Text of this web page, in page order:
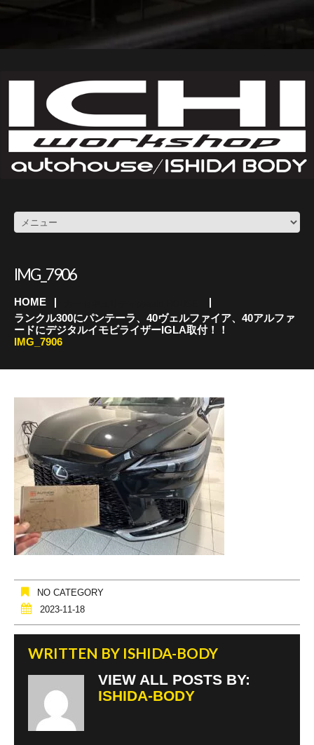
IMG_7906
HOME
ランクル300にパンテーラ、40ヴェルファイア、40アルファ
ードにデジタルイモビライザーIGLA取付！！
IMG_7906
NO CATEGORY
2023-11-18
WRITTEN BY ISHIDA-BODY
VIEW ALL POSTS BY:
ISHIDA-BODY